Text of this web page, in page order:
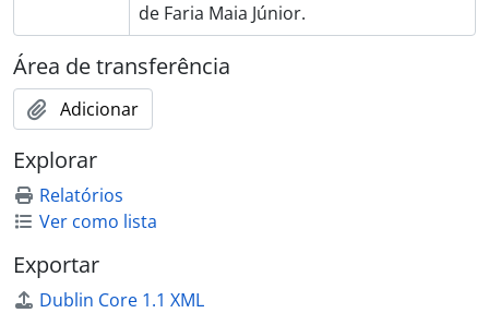
de Faria Maia Júnior.
Área de transferência
Adicionar
Explorar
Relatórios
Ver como lista
Exportar
Dublin Core 1.1 XML